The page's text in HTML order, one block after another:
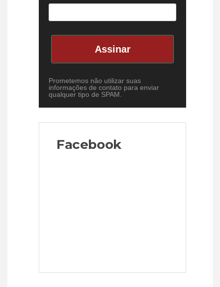
Assinar
Prometemos não utilizar suas
informações de contato para enviar
qualquer tipo de SPAM.
Facebook